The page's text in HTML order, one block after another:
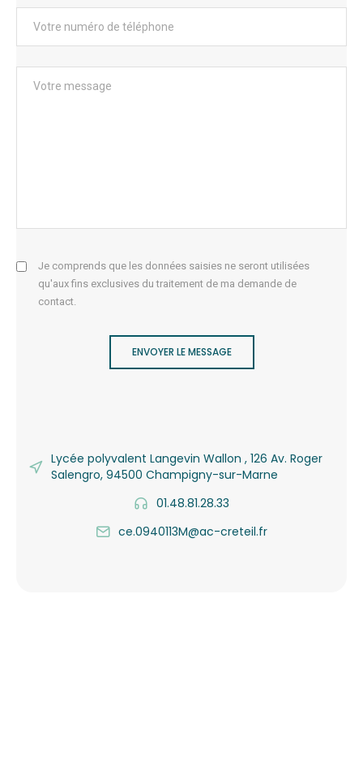
Je comprends que les données saisies ne seront utilisées
qu'aux fins exclusives du traitement de ma demande de
contact.
ENVOYER LE MESSAGE
Lycée polyvalent Langevin Wallon , 126 Av. Roger
Salengro, 94500 Champigny-sur-Marne
01.48.81.28.33
ce.0940113M@ac-creteil.fr